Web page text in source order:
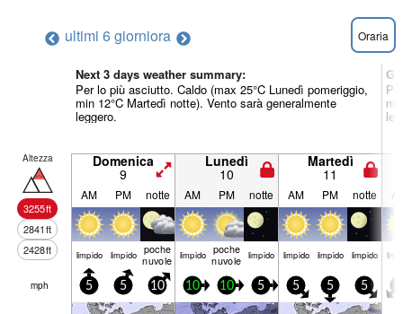
ultimi 6 giorniora Oraria
Next 3 days weather summary:
Per lo più asciutto. Caldo (max 25°C Lunedì pomeriggio,
min 12°C Martedì notte). Vento sarà generalmente
leggero.
Altezza
3255ft
2841ft
2428ft
Domenica
9
Lunedì
10
Martedì
11
AM PM notte AM PM notte AM PM notte
limp­ido limp­ido poche
nuvole limp­ido poche
nuvole limp­ido limp­ido limp­ido limp­ido
mph 5 5 10 10 10 5 5 5 5